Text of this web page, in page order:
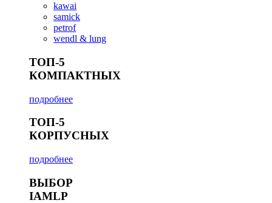
kawai
samick
petrof
wendl & lung
ТОП-5
КОМПАКТНЫХ
подробнее
ТОП-5
КОРПУСНЫХ
подробнее
ВЫБОР
IAMLP